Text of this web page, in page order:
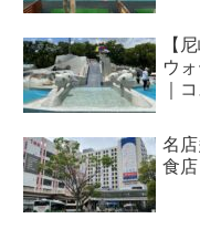
【
ウ
｜
名
食店